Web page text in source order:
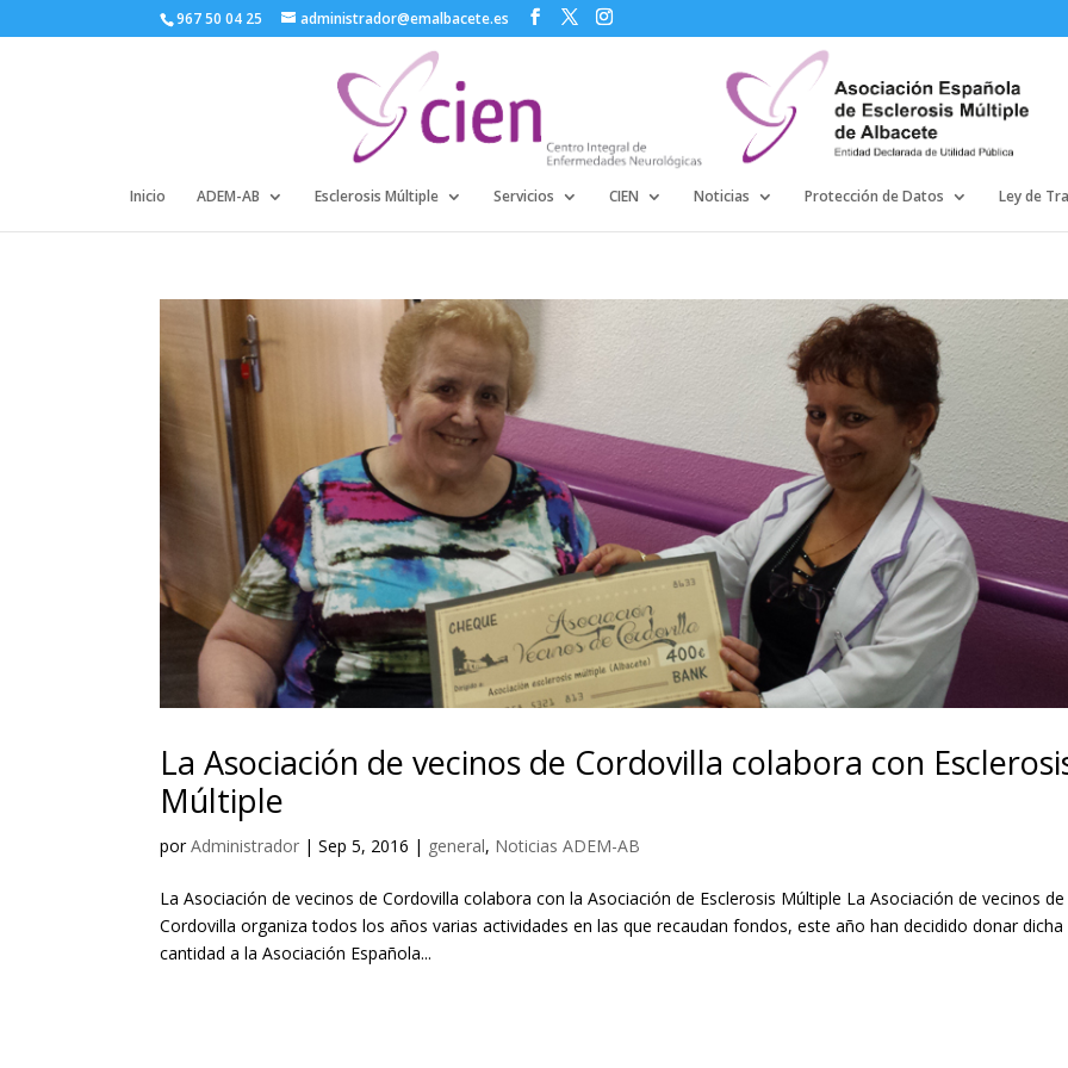
967 50 04 25 administrador@emalbacete.es
Inicio ADEM-AB Esclerosis Múltiple Servicios CIEN Noticias Protección de Datos Ley de
La Asociación de vecinos de Cordovilla colabora con
Múltiple
porAdministrador |Sep 5, 2016 | general, Noticias ADEM-AB
La Asociación de vecinos de Cordovilla colabora con la Asociación de Esclerosis Múltiple La Asociación de vecinos de
Cordovilla organiza todos los años varias actividades en las que recaudan fondos, este año han decidido donar dicha
cantidad a la Asociación Española...